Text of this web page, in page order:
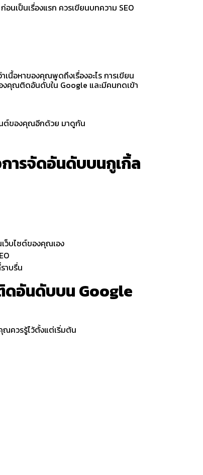
อนเป็นเรื่องแรก ควรเขียนบทความ SEO
เนื้อหาของคุณพูดถึงเรื่องอะไร การเขียน
องคุณติดอันดับใน Google และมีคนกดเข้า
ต์ของคุณอีกด้วย มาดูกัน
ารจัดอันดับบนกูเกิ้ล
ว็บไซต์ของคุณเอง
าบรื่น
ดอันดับบน Google
ควรรู้ไว้ตั้งแต่เริ่มต้น